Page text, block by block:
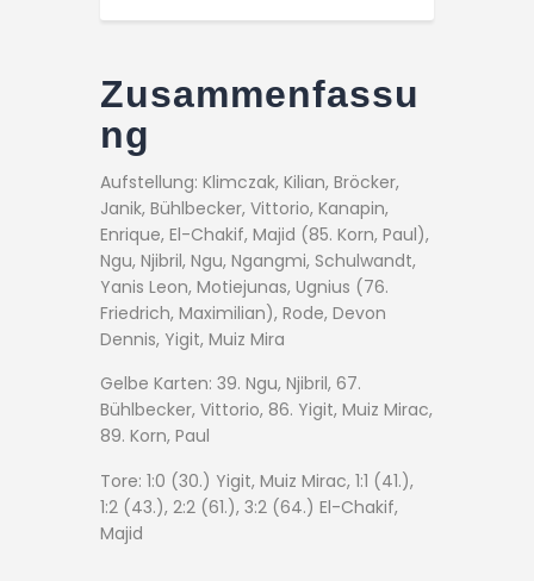
Zusammenfassu
ng
Aufstellung: Klimczak, Kilian, Bröcker,
Janik, Bühlbecker, Vittorio, Kanapin,
Enrique, El-Chakif, Majid (85. Korn, Paul),
Ngu, Njibril, Ngu, Ngangmi, Schulwandt,
Yanis Leon, Motiejunas, Ugnius (76.
Friedrich, Maximilian), Rode, Devon
Dennis, Yigit, Muiz Mira
Gelbe Karten: 39. Ngu, Njibril, 67.
Bühlbecker, Vittorio, 86. Yigit, Muiz Mirac,
89. Korn, Paul
Tore: 1:0 (30.) Yigit, Muiz Mirac, 1:1 (41.),
1:2 (43.), 2:2 (61.), 3:2 (64.) El-Chakif,
Majid